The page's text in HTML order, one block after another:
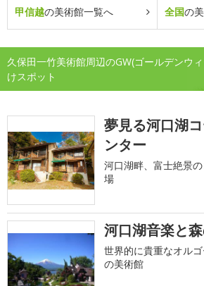
甲信越の美術館一覧へ 全国の
久保田一竹美術館周辺のGW(ゴールデンウ
けスポット
夢見る河口湖
ンター
河口湖畔、富士絶景
場
河口湖音楽と
世界的に貴重なオル
の美術館